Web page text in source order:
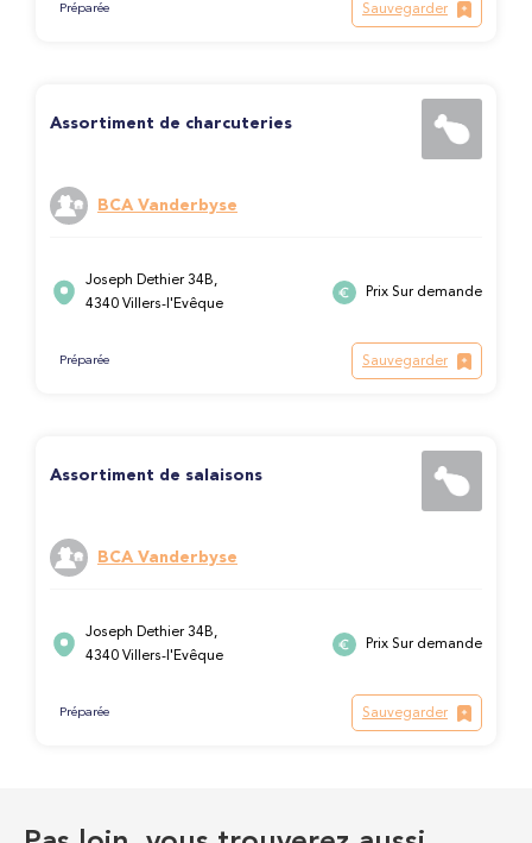
Préparée Sauvegarder
Assortiment de charcuteries
BCA Vanderbyse
Joseph Dethier 34B,
4340 Villers-l'Evêque
Prix Sur demande
Préparée Sauvegarder
Assortiment de salaisons
BCA Vanderbyse
Joseph Dethier 34B,
4340 Villers-l'Evêque
Prix Sur demande
Préparée Sauvegarder